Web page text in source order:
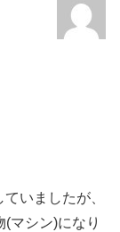
いましたが、
マシン)になり